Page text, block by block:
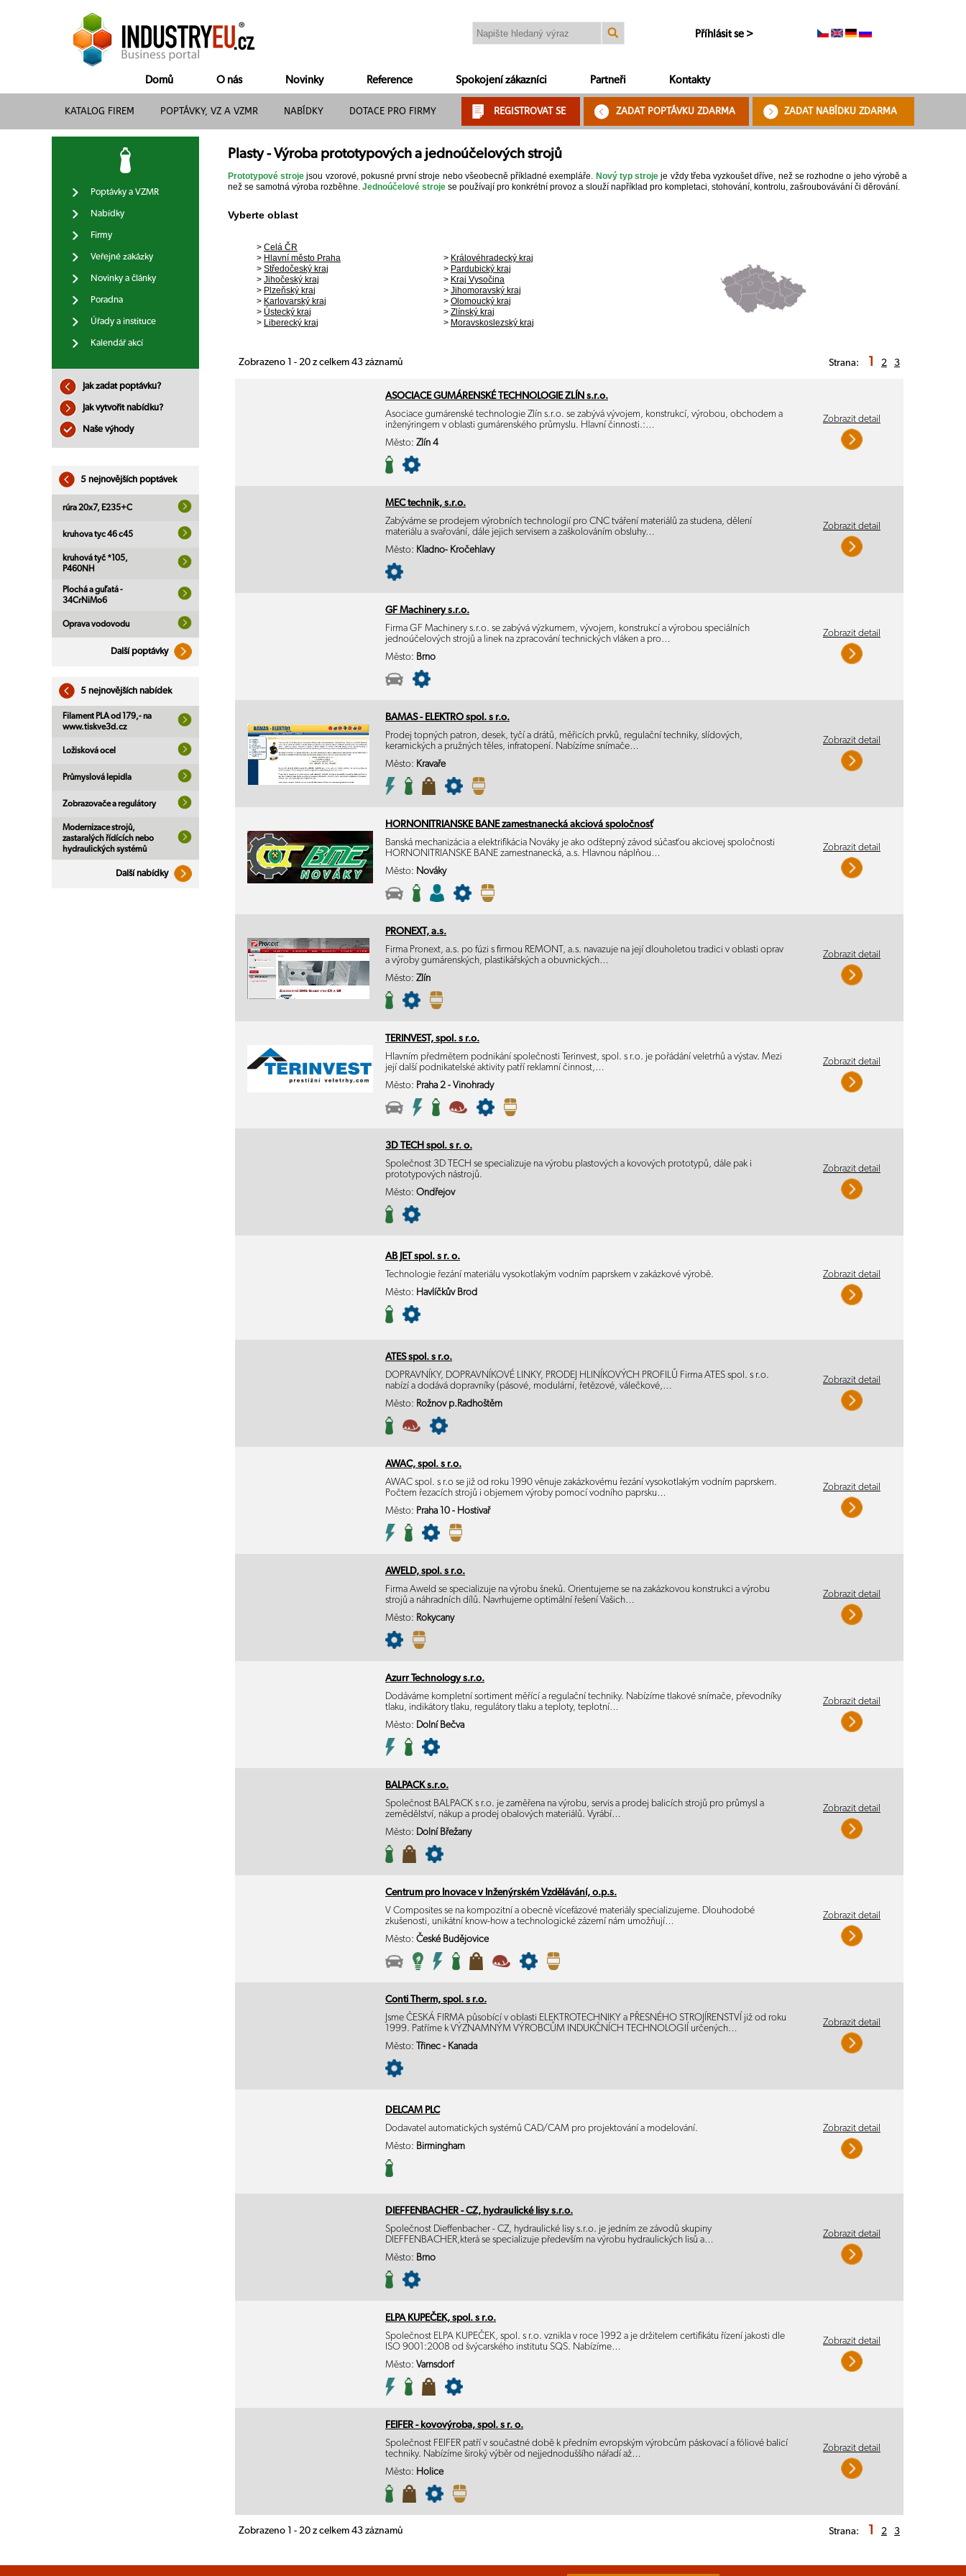
Příhlásit se >
Domů O nás Novinky Reference Spokojení zákazníci Partneři Kontakty
KATALOG FIREM POPTÁVKY, VZ A VZMR NABÍDKY DOTACE PRO FIRMY REGISTROVAT SE ZADAT POPTÁVKU ZDARMA ZADAT NABÍDKU ZDARMA
Poptávky a VZMR
Nabídky
Firmy
Veřejné zakázky
Novinky a články
Poradna
Úřady a instituce
Kalendář akcí
Jak zadat poptávku?
Jak vytvořit nabídku?
Naše výhody
5 nejnovějších poptávek
rúra 20x7, E235+C
kruhova tyc 46 c45
kruhová tyč *105,
P460NH
Plochá a guľatá -
34CrNiMo6
Oprava vodovodu
Další poptávky
5 nejnovějších nabídek
Filament PLA od 179,- na
www.tiskve3d.cz
Ložisková ocel
Průmyslová lepidla
Zobrazovače a regulátory
Modernizace strojů,
zastaralých řídících nebo
hydraulických systémů
Další nabídky
Plasty - Výroba prototypových a jednoúčelových strojů
Prototypové stroje jsou vzorové, pokusné první stroje nebo všeobecně příkladné exempláře. Nový typ stroje je vždy třeba vyzkoušet dříve, než se rozhodne o jeho výrobě a
než se samotná výroba rozběhne. Jednoúčelové stroje se používají pro konkrétní provoz a slouží například pro kompletaci, stohování, kontrolu, zašroubovávání či děrování.
Vyberte oblast
> Celá ČR
> Hlavní město Praha
> Středočeský kraj
> Jihočeský kraj
> Plzeňský kraj
> Karlovarský kraj
> Ústecký kraj
> Liberecký kraj
> Královéhradecký kraj
> Pardubický kraj
> Kraj Vysočina
> Jihomoravský kraj
> Olomoucký kraj
> Zlínský kraj
> Moravskoslezský kraj
Zobrazeno 1 - 20 z celkem 43 záznamů Strana: 1 2 3
ASOCIACE GUMÁRENSKÉ TECHNOLOGIE ZLÍN s.r.o.
Asociace gumárenské technologie Zlín s.r.o. se zabývá vývojem, konstrukcí, výrobou, obchodem a
inženýringem v oblasti gumárenského průmyslu. Hlavní činnosti.:…
Město: Zlín 4
Zobrazit detail
MEC technik, s.r.o.
Zabýváme se prodejem výrobních technologií pro CNC tváření materiálů za studena, dělení
materiálu a svařování, dále jejich servisem a zaškolováním obsluhy…
Město: Kladno- Kročehlavy
Zobrazit detail
GF Machinery s.r.o.
Firma GF Machinery s.r.o. se zabývá výzkumem, vývojem, konstrukcí a výrobou speciálních
jednoúčelových strojů a linek na zpracování technických vláken a pro…
Město: Brno
Zobrazit detail
BAMAS - ELEKTRO spol. s r.o.
Prodej topných patron, desek, tyčí a drátů, měřicích prvků, regulační techniky, slídových,
keramických a pružných těles, infratopení. Nabízíme snímače…
Město: Kravaře
Zobrazit detail
HORNONITRIANSKE BANE zamestnanecká akciová spoločnosť
Banská mechanizácia a elektrifikácia Nováky je ako odštepný závod súčasťou akciovej spoločnosti
HORNONITRIANSKE BANE zamestnanecká, a.s. Hlavnou náplňou…
Město: Nováky
Zobrazit detail
PRONEXT, a.s.
Firma Pronext, a.s. po fúzi s firmou REMONT, a.s. navazuje na její dlouholetou tradici v oblasti oprav
a výroby gumárenských, plastikářských a obuvnických…
Město: Zlín
Zobrazit detail
TERINVEST, spol. s r.o.
Hlavním předmětem podnikání společnosti Terinvest, spol. s r.o. je pořádání veletrhů a výstav. Mezi
její další podnikatelské aktivity patří reklamní činnost,…
Město: Praha 2 - Vinohrady
Zobrazit detail
3D TECH spol. s r. o.
Společnost 3D TECH se specializuje na výrobu plastových a kovových prototypů, dále pak i
prototypových nástrojů.
Město: Ondřejov
Zobrazit detail
AB JET spol. s r. o.
Technologie řezání materiálu vysokotlakým vodním paprskem v zakázkové výrobě.
Město: Havlíčkův Brod
Zobrazit detail
ATES spol. s r.o.
DOPRAVNÍKY, DOPRAVNÍKOVÉ LINKY, PRODEJ HLINÍKOVÝCH PROFILŮ Firma ATES spol. s r.o.
nabízí a dodává dopravníky (pásové, modulární, řetězové, válečkové,…
Město: Rožnov p.Radhoštěm
Zobrazit detail
AWAC, spol. s r.o.
AWAC spol. s r.o se již od roku 1990 věnuje zakázkovému řezání vysokotlakým vodním paprskem.
Počtem řezacích strojů i objemem výroby pomocí vodního paprsku…
Město: Praha 10 - Hostivař
Zobrazit detail
AWELD, spol. s r.o.
Firma Aweld se specializuje na výrobu šneků. Orientujeme se na zakázkovou konstrukci a výrobu
strojů a náhradních dílů. Navrhujeme optimální řešení Vašich…
Město: Rokycany
Zobrazit detail
Azurr Technology s.r.o.
Dodáváme kompletní sortiment měřící a regulační techniky. Nabízíme tlakové snímače, převodníky
tlaku, indikátory tlaku, regulátory tlaku a teploty, teplotní…
Město: Dolní Bečva
Zobrazit detail
BALPACK s.r.o.
Společnost BALPACK s r.o. je zaměřena na výrobu, servis a prodej balicích strojů pro průmysl a
zemědělství, nákup a prodej obalových materiálů. Vyrábí…
Město: Dolní Břežany
Zobrazit detail
Centrum pro Inovace v Inženýrském Vzdělávání, o.p.s.
V Composites se na kompozitní a obecně vícefázové materiály specializujeme. Dlouhodobé
zkušenosti, unikátní know-how a technologické zázemí nám umožňují…
Město: České Budějovice
Zobrazit detail
Conti Therm, spol. s r.o.
Jsme ČESKÁ FIRMA působící v oblasti ELEKTROTECHNIKY a PŘESNÉHO STROJÍRENSTVÍ již od roku
1999. Patříme k VÝZNAMNÝM VÝROBCŮM INDUKČNÍCH TECHNOLOGIÍ určených…
Město:
Třinec - Kanada
Zobrazit detail
DELCAM PLC
Dodavatel automatických systémů CAD/CAM pro projektování a modelování.
Město: Birmingham
Zobrazit detail
DIEFFENBACHER - CZ, hydraulické lisy s.r.o.
Společnost Dieffenbacher - CZ, hydraulické lisy s.r.o. je jedním ze závodů skupiny
DIEFFENBACHER,která se specializuje především na výrobu hydraulických lisů a…
Město: Brno
Zobrazit detail
ELPA KUPEČEK, spol. s r.o.
Společnost ELPA KUPEČEK, spol. s r.o. vznikla v roce 1992 a je držitelem certifikátu řízení jakosti dle
ISO 9001:2008 od švýcarského institutu SQS. Nabízíme…
Město: Varnsdorf
Zobrazit detail
FEIFER - kovovýroba, spol. s r. o.
Společnost FEIFER patří v součastné době k předním evropským výrobcům páskovací a fóliové balicí
techniky. Nabízíme široký výběr od nejjednoduššího nářadí až…
Město: Holice
Zobrazit detail
Zobrazeno 1 - 20 z celkem 43 záznamů Strana: 1 2 3